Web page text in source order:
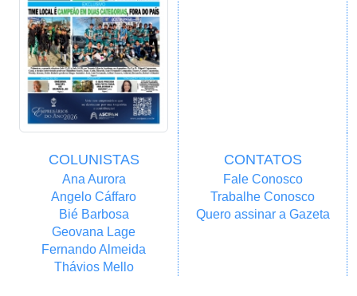
COLUNISTAS
Ana Aurora
Angelo Cáffaro
Bié Barbosa
Geovana Lage
Fernando Almeida
Thávios Mello
CONTATOS
Fale Conosco
Trabalhe Conosco
Quero assinar a Gazeta